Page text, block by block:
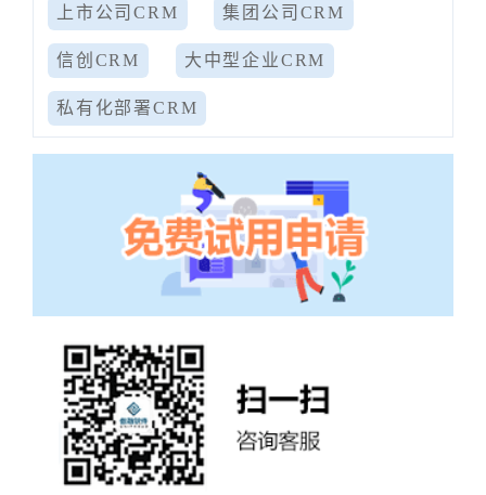
上市公司CRM 集团公司CRM
信创CRM 大中型企业CRM
私有化部署CRM